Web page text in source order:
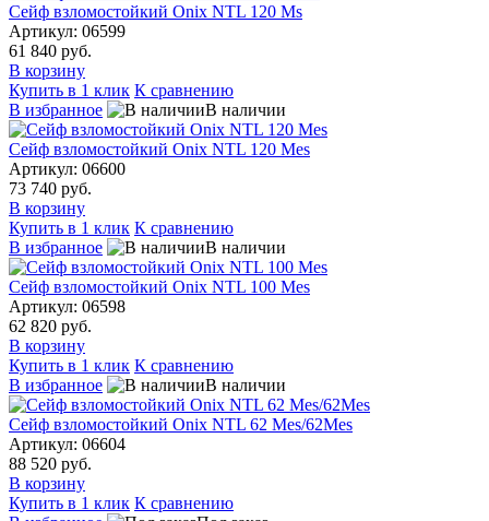
Сейф взломостойкий Onix NTL 120 Ms
Артикул: 06599
61 840 руб.
В корзину
Купить в 1 клик К сравнению
В избранное
В наличии
Сейф взломостойкий Onix NTL 120 Mes
Артикул: 06600
73 740 руб.
В корзину
Купить в 1 клик К сравнению
В избранное
В наличии
Сейф взломостойкий Onix NTL 100 Mes
Артикул: 06598
62 820 руб.
В корзину
Купить в 1 клик К сравнению
В избранное
В наличии
Сейф взломостойкий Onix NTL 62 Mes/62Mes
Артикул: 06604
88 520 руб.
В корзину
Купить в 1 клик К сравнению